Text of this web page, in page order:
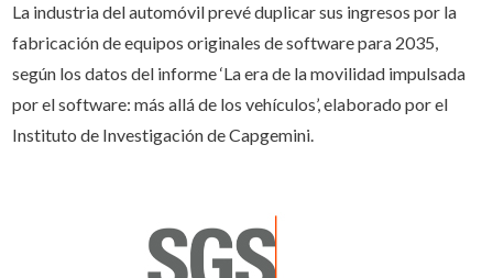
La industria del automóvil prevé duplicar sus ingresos por la
fabricación de equipos originales de software para 2035,
según los datos del informe ‘La era de la movilidad impulsada
por el software: más allá de los vehículos’, elaborado por el
Instituto de Investigación de Capgemini.